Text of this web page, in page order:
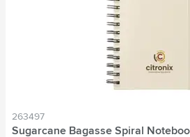
263497
Sugarcane Bagasse Spiral